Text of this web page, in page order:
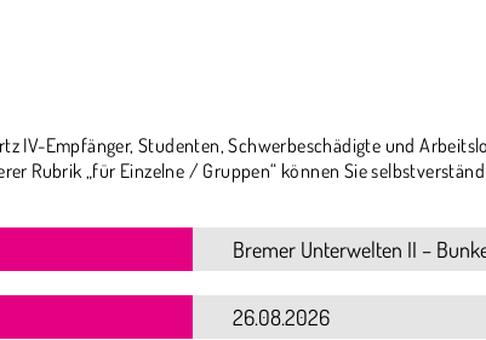
IV-Empfänger, Studenten, Schwerbeschädigte und
Rubrik „für Einzelne / Gruppen“ können Sie